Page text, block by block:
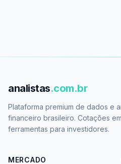
analistas.com.br
Plataforma premium de dados e
financeiro brasileiro. Cotações
ferramentas para investidores.
MERCADO